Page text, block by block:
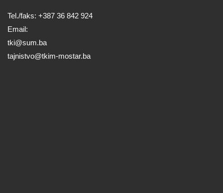
Tel./faks: +387 36 842 924
Email:
tki@sum.ba
tajnistvo@tkim-mostar.ba